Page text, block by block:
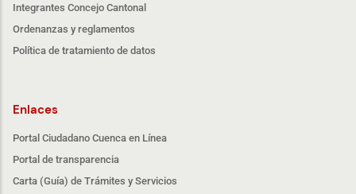
Integrantes Concejo Cantonal
Ordenanzas y reglamentos
Política de tratamiento de datos
Enlaces
Portal Ciudadano Cuenca en Línea
Portal de transparencia
Carta (Guía) de Trámites y Servicios